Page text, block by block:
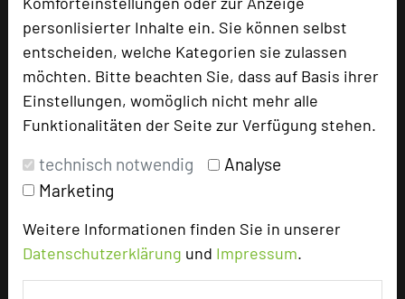
personlisierter Inhalte ein. Sie können selbst
entscheiden, welche Kategorien sie zulassen
möchten. Bitte beachten Sie, dass auf Basis ihrer
Einstellungen, womöglich nicht mehr alle
Funktionalitäten der Seite zur Verfügung stehen.
technisch notwendig
Analyse
Marketing
Weitere Informationen finden Sie in unserer
Datenschutzerklärung und Impressum.
3596 Seiten dieses Hotels wurden in den
vergangenen 30 Tagen auf diesem Portal aufgerufen.
Impressum zum Hotel
Für die Verwendung der Bilder haben die jeweiligen Hotels die
verantwortlich.